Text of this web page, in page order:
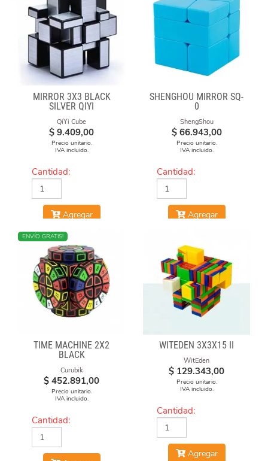
MIRROR 3X3 BLACK
SILVER QIYI
QiYi Cube
$ 9.409,00
Precio unitario.
IVA incluido.
Cantidad:
Agregar
SHENGHOU MIRROR SQ-
0
ShengShou
$ 66.943,00
Precio unitario.
IVA incluido.
Cantidad:
Agregar
NUEVO
ENVÍO GRATIS!
TIME MACHINE 2X2
BLACK
Curubik
$ 452.891,00
Precio unitario.
IVA incluido.
Cantidad:
WITEDEN 3X3X15 II
WitEden
$ 129.343,00
Precio unitario.
IVA incluido.
Cantidad:
Agregar